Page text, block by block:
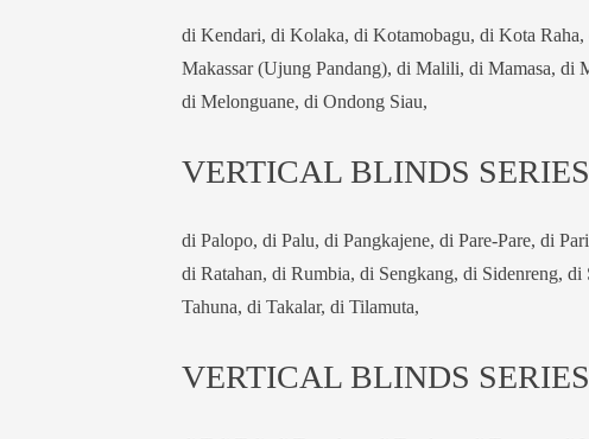
di Kendari, di Kolaka, di Kotamobagu, di Kota
Makassar (Ujung Pandang), di Malili, di Mamasa, di
di Melonguane, di Ondong Siau,
VERTICAL BLINDS
di Palopo, di Palu, di Pangkajene, di Pare-Pare, di
di Ratahan, di Rumbia, di Sengkang, di Sidenreng,
Tahuna, di Takalar, di Tilamuta,
VERTICAL BLINDS